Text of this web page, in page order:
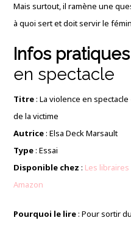
Mais surtout, il ramène une
à quoi sert et doit servir le
Infos pratiques
en spectacle
Titre: La violence en
de la victime
Autrice: Elsa Deck Marsault
Type: Essai
Disponible chez : Les libraires
Amazon
Pourquoi le lire: Pour sortir